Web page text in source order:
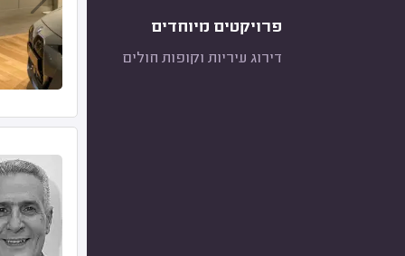
פרויקטים מיוחדים
דירוג עיריות וקופות חולים